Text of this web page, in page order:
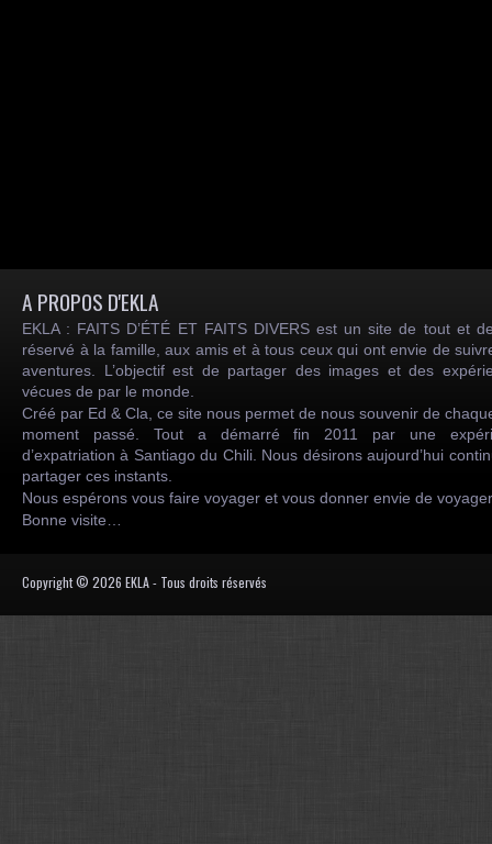
A PROPOS D'EKLA
EKLA : FAITS D’ÉTÉ ET FAITS DIVERS est un site de tout et
réservé à la famille, aux amis et à tous ceux qui ont envie de
aventures. L’objectif est de partager des images et des
vécues de par le monde.
Créé par Ed & Cla, ce site nous permet de nous souvenir de
moment passé. Tout a démarré fin 2011 par une
d’expatriation à Santiago du Chili. Nous désirons aujourd’hui
partager ces instants.
Nous espérons vous faire voyager et vous donner envie de
Bonne visite…
Copyright © 2026 EKLA - Tous droits réservés